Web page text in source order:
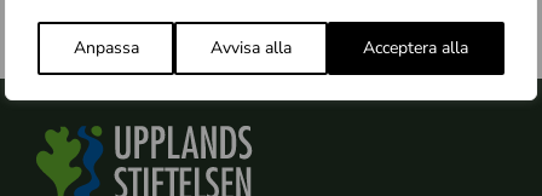
Anpassa Avvisa alla Acceptera alla